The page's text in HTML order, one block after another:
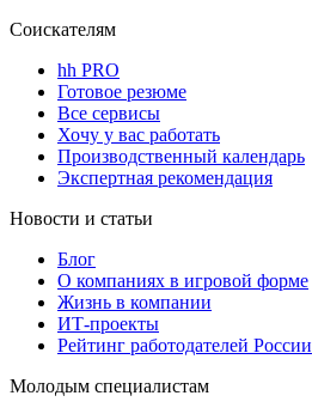
Соискателям
hh PRO
Готовое резюме
Все сервисы
Хочу у вас работать
Производственный календарь
Экспертная рекомендация
Новости и статьи
Блог
О компаниях в игровой форме
Жизнь в компании
ИТ-проекты
Рейтинг работодателей России
Молодым специалистам